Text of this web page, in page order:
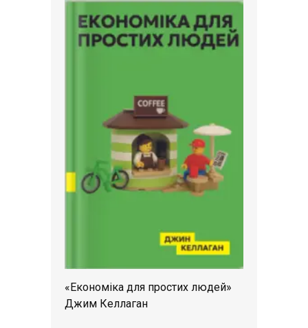
«Економіка для простих людей»
Джим Келлаган